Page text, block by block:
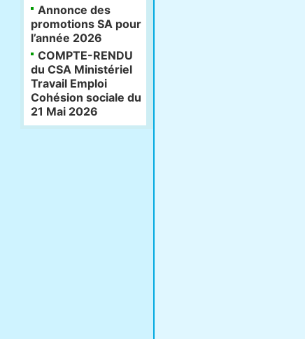
Annonce des
promotions SA pour
l’année 2026
COMPTE-RENDU
du CSA Ministériel
Travail Emploi
Cohésion sociale du
21 Mai 2026